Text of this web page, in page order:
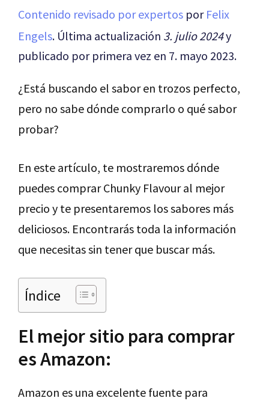
Contenido revisado por expertos por Felix
Engels. Última actualización 3. julio 2024y
publicado por primera vez en 7. mayo 2023.
¿Está buscando el sabor en trozos perfecto,
pero no sabe dónde comprarlo o qué sabor
probar?
En este artículo, te mostraremos dónde
puedes comprar Chunky Flavour al mejor
precio y te presentaremos los sabores más
deliciosos. Encontrarás toda la información
que necesitas sin tener que buscar más.
Índice
El mejor sitio para comprar
es Amazon:
Amazon es una excelente fuente para